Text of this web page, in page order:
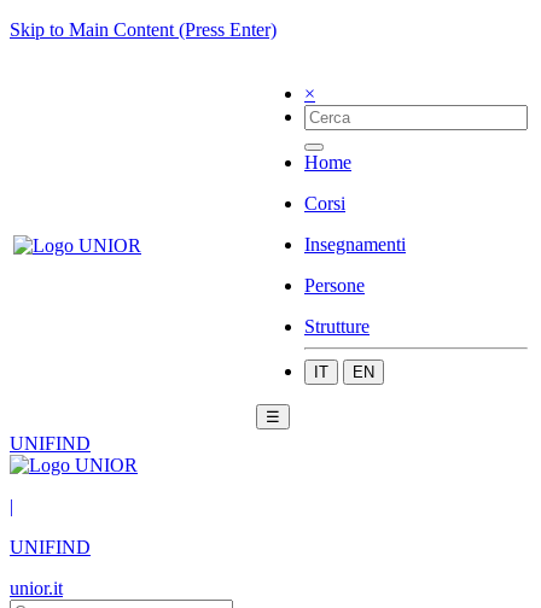
Skip to Main Content (Press Enter)
×
Home
Corsi
Insegnamenti
Persone
Strutture
IT EN
☰
UNIFIND
|
UNIFIND
unior.it